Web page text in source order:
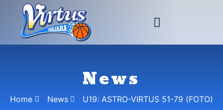
News
Home News U19: ASTRO-VIRTUS 51-79 (FOTO)